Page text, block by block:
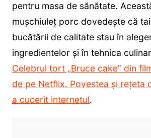
pentru masa de sănătate.
mușchiuleț porc dovedește că
bucătării de calitate stau în
ingredientelor și în tehnica
Celebrul tort „Bruce cake” din
de pe Netflix. Povestea și rețeta
a cucerit internetul.